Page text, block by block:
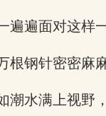
遍面对这样
根钢针密密麻
水满上视野